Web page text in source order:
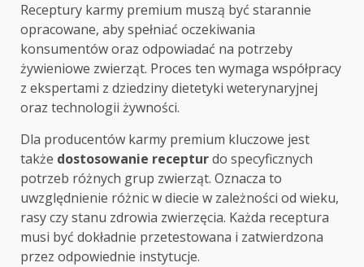
Receptury karmy premium muszą być starannie
opracowane, aby spełniać oczekiwania
konsumentów oraz odpowiadać na potrzeby
żywieniowe zwierząt. Proces ten wymaga współpracy
z ekspertami z dziedziny dietetyki weterynaryjnej
oraz technologii żywności.
Dla producentów karmy premium kluczowe jest
także dostosowanie recepturdo specyficznych
potrzeb różnych grup zwierząt. Oznacza to
uwzględnienie różnic w diecie w zależności od wieku,
rasy czy stanu zdrowia zwierzęcia. Każda receptura
musi być dokładnie przetestowana i zatwierdzona
przez odpowiednie instytucje.